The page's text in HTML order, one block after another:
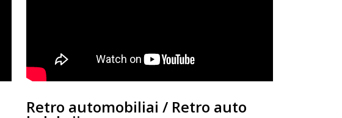
Retro automobiliai / Retro auto